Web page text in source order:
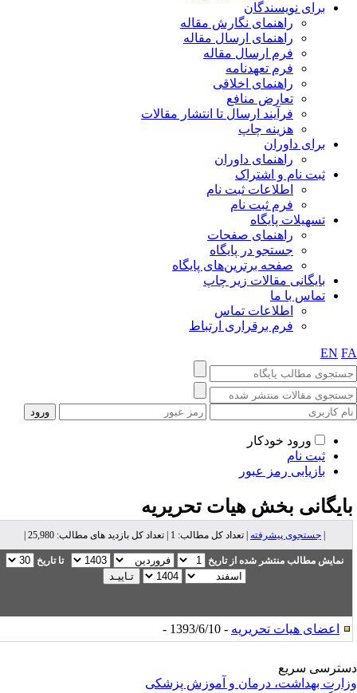
برای نویسندگان
راهنمای نگارش مقاله
راهنمای ارسال مقاله
فرم ارسال مقاله
فرم تعهدنامه
راهنمای اخلاقی
تعارض منافع
فرآیند ارسال تا انتشار مقالات
هزینه چاپ
برای داوران
راهنمای داوران
ثبت نام و اشتراک
اطلاعات ثبت نام
فرم ثبت نام
تسهیلات پایگاه
راهنمای صفحات
جستجو در پایگاه
صفحه برترین‌های پایگاه
بایگانی مقالات زیر چاپ
تماس با ما
اطلاعات تماس
فرم برقراری ارتباط
EN
ورود خودکار
ثبت نام
بازیابی رمز عبور
بخشهیات تحریریه
جستجوی پیشرفته| تعداد کل مطالب: 1 | تعداد کل بازدید های مطالب: 25,980 |
نمایش مطالب منتشر شده از تاریخ تا تاریخ
اعضای هیات تحریریه- 1393/6/10 -
سریع
بهداشت، درمان و آموزش پزشکی